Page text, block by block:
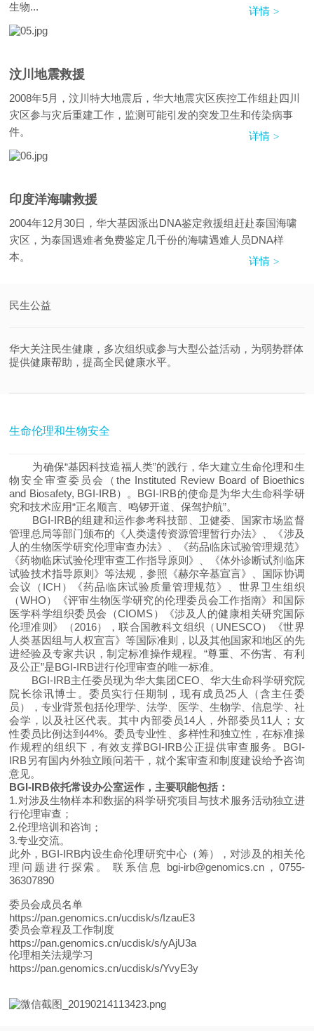
生物...
详情
汶川地震救援
2008年5月，汶川特大地震后，华大地震灾区疾控工作组赴四川
灾区参与灾后重建工作，监测可能引发的突发卫生和传染病事
件。
详情
印度洋海啸救援
2004年12月30日，华大基因派出DNA鉴定救援组赶赴泰国海啸
灾区，为泰国遇难者免费鉴定几千份的海啸遇难人员DNA样
本。
详情
民生公益
华大关注民生健康，多次组织或参与大型公益活动，为弱势群体
提供健康帮助，提高全民健康水平。
生命伦理和生物安全
为确保“基因科技造福人类”的践行，华大建立生命伦理和生
物安全审查委员会（the Instituted Review Board of Bioethics
and Biosafety, BGI-IRB）。BGI-IRB的使命是为华大生命科学研
究和技术应用“正名顺言、鸣锣开道、保驾护航”。
BGI-IRB的组建和运作参考科技部、卫健委、国家市场监督
管理总局等部门颁布的《人类遗传资源管理暂行办法》、《涉及
人的生物医学研究伦理审查办法》、《药品临床试验管理规范》
《药物临床试验伦理审查工作指导原则》、《体外诊断试剂临床
试验技术指导原则》等法规，参照《赫尔辛基宣言》、国际协调
会议（ICH）《药品临床试验质量管理规范》、世界卫生组织
（WHO）《评审生物医学研究的伦理委员会工作指南》和国际
医学科学组织委员会（CIOMS）《涉及人的健康相关研究国际
伦理准则》（2016），联合国教科文组织（UNESCO）《世界
人类基因组与人权宣言》等国际准则，以及其他国家和地区的先
进经验及专家共识，制定标准操作规程。“尊重、不伤害、有利
及公正”是BGI-IRB进行伦理审查的唯一标准。
BGI-IRB主任委员现为华大集团CEO、华大生命科学研究院
院长徐讯博士。委员实行任期制，现有成员25人（含主任委
员），专业背景包括伦理学、法学、医学、生物学、信息学、社
会学，以及社区代表。其中内部委员14人，外部委员11人；女
性委员比例达到44%。委员专业性、多样性和独立性，在标准操
作规程的组织下，有效支撑BGI-IRB公正提供审查服务。BGI-
IRB另有国内外独立顾问若干，就个案审查和制度建设给予咨询
意见。
BGI-IRB依托常设办公室运作，主要职能包括：
1.对涉及生物样本和数据的科学研究项目与技术服务活动独立进
行伦理审查；
2.伦理培训和咨询；
3.专业交流。
此外，BGI-IRB内设生命伦理研究中心（筹），对涉及的相关伦
理问题进行探索。 联系信息 bgi-irb@genomics.cn，0755-
36307890
委员会成员名单
https://pan.genomics.cn/ucdisk/s/IzauE3
委员会章程及工作制度
https://pan.genomics.cn/ucdisk/s/yAjU3a
伦理相关法规学习
https://pan.genomics.cn/ucdisk/s/YvyE3y